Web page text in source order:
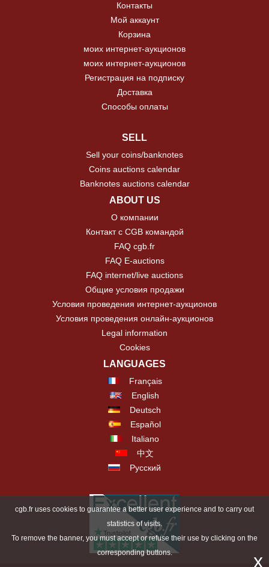
Контакты
Мой аккаунт
Корзина
моих интернет-аукционов
моих интернет-аукционов
Регистрация на подписку
Доставка
Способы оплаты
SELL
Sell your coins/banknotes
Coins auctions calendar
Banknotes auctions calendar
ABOUT US
О компании
Контакт с CGB командой
FAQ cgb.fr
FAQ E-auctions
FAQ internet/live auctions
Общие условия продажи
Условия проведения интернет-аукционов
Условия проведения онлайн-аукционов
Legal information
Cookies
LANGUAGES
Français
English
Deutsch
Español
Italiano
中文
Русский
cgb.fr uses cookies to guarantee a better user experience and to carry out
statistics of visits.
To remove the banner, you must accept or refuse their use by clicking on the
corresponding buttons.
x